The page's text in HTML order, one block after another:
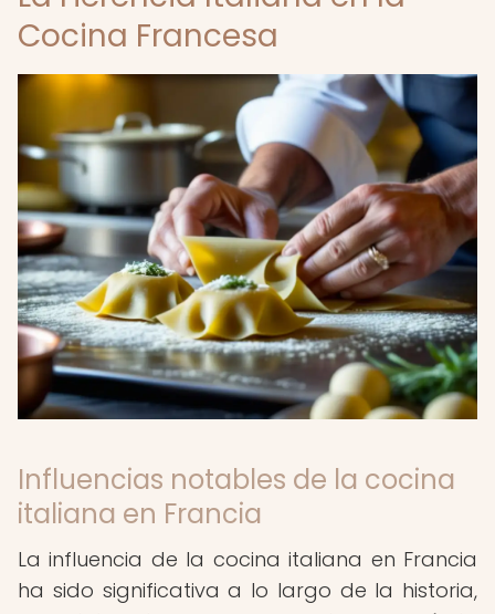
Cocina Francesa
Influencias notables de la cocina
italiana en Francia
La influencia de la cocina italiana en Francia
ha sido significativa a lo largo de la historia,